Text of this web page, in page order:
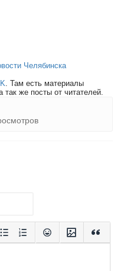
Челябинска
. Там есть материалы
же посты от читателей.